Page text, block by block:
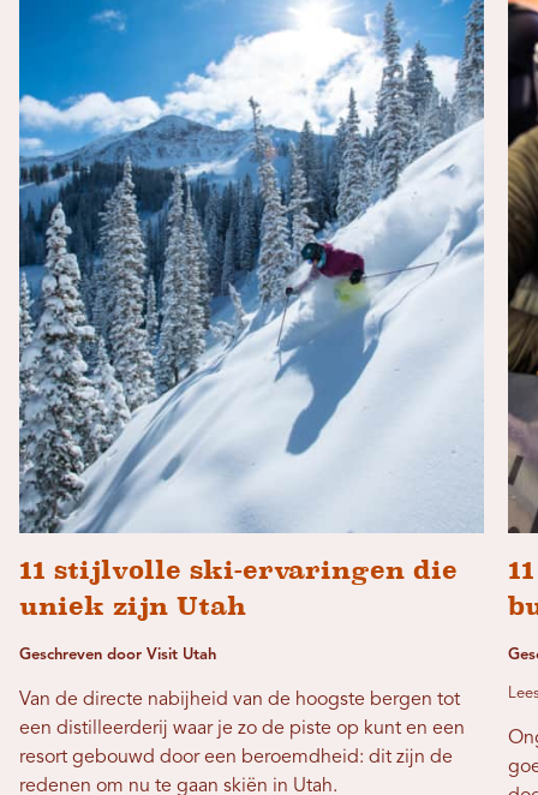
11 stijlvolle ski-ervaringen die
uniek zijn Utah
Geschreven door Visit Utah
Van de directe nabijheid van de hoogste bergen tot
een distilleerderij waar je zo de piste op kunt en een
resort gebouwd door een beroemdheid: dit zijn de
redenen om nu te gaan skiën in Utah.